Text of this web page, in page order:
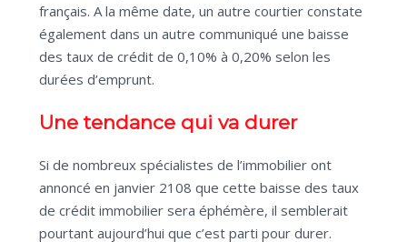
français. A la même date, un autre courtier constate
également dans un autre communiqué une baisse
des taux de crédit de 0,10% à 0,20% selon les
durées d’emprunt.
Une tendance qui va durer
Si de nombreux spécialistes de l’immobilier ont
annoncé en janvier 2108 que cette baisse des taux
de crédit immobilier sera éphémère, il semblerait
pourtant aujourd’hui que c’est parti pour durer.